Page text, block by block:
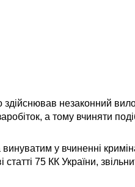
незаконний
а тому вчиняти
у вчиненні
75 КК України,